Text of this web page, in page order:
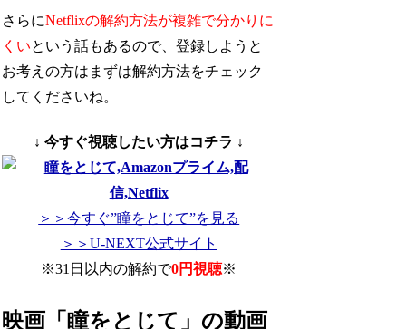
さらにNetflixの解約方法が複雑で分かりに
くいという話もあるので、登録しようと
お考えの方はまずは解約方法をチェック
してくださいね。
↓ 今すぐ視聴したい方はコチラ ↓
＞＞今すぐ”瞳をとじて”を見る
＞＞U-NEXT公式サイト
※31日以内の解約で0円視聴※
映画「瞳をとじて」の動画